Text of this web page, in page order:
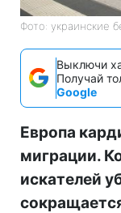
Фото: украинские
Выключи
Получай
Google
Европа
миграции.
искателей